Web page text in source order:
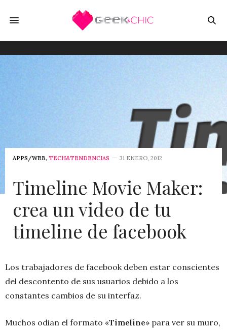
APPS/WEB, TECH&TENDENCIAS 31 ENERO, 2012
Timeline Movie Maker:
crea un video de tu
timeline de facebook
Los trabajadores de facebook deben estar conscientes
del descontento de sus usuarios debido a los
constantes cambios de su interfaz.
Muchos odian el formato «Timeline» para ver su muro,